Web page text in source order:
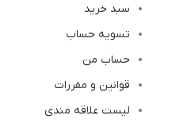
سبد خرید
تسویه حساب
حساب من
قوانین و مقررات
لیست علاقه مندی